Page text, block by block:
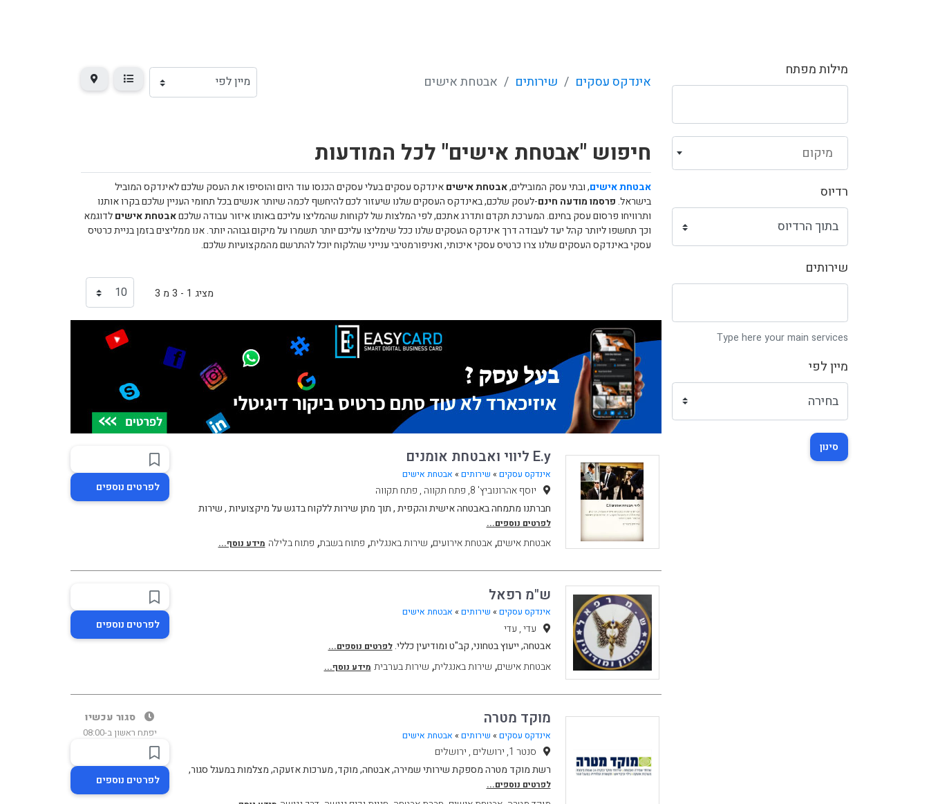
מילות מפתח
מיקום
רדיוס
שירותים
Type here your main services
מיין לפי
סינון
אינדקס עסקים שירותים אבטחת אישים
חיפוש "אבטחת אישים" לכל המודעות
אבטחת אישים, ובתי עסק המובילים,אבטחת אישיםאינדקס עסקים בעלי עסקים הכנסו עוד היום והוסיפו את העסק שלכם לאינדקס המוביל
בישראל.פרסמו מודעה חינם-לעסק שלכם, באינדקס העסקים שלנו שיעזור לכם להיחשף לכמה שיותר אנשים בכל תחומי העניין שלכם בקרו אותנו
ותרוויחו פרסום עסק בחינם. המערכת תקדם ותדרג אתכם, לפי המלצות של לקוחות שהמליצו עליכם באותו איזור עבודה שלכםאבטחת אישיםלדוגמא
וכך תחשפו ליותר קהל יעד לעבודה דרך אינדקס העסקים שלנו ככל שימליצו עליכם יותר תשמרו על מיקום גבוהה יותר. אנו ממליצים בזמן בניית כרטיס
עסקי באינדקס העסקים שלנו צרו כרטיס עסקי איכותי, ואניפורמטיבי ענייני שהלקוח יוכל להתרשם מהמקצועיות שלכם.
מציג 1 - 3 מ 3
E.y ליווי ואבטחת אומנים
אינדקס עסקים » שירותים » אבטחת אישים
יוסף אהרונוביץ' 8, פתח תקווה , פתח תקווה
חברתנו מתמחה באבטחה אישית והקפית , תוך מתן שירות ללקוח בדגש על מיקצועיות , שירות
לפרטים נוספים...
אבטחת אישים,אבטחת אירועים, שירות באנגלית, פתוח בשבת, פתוח בלילה מידע נוסף...
לפרטים נוספים
ש"מ רפאל
אינדקס עסקים » שירותים » אבטחת אישים
עדי , עדי
אבטחה, ייעוץ בטחוני, קב"ט ומודיעין כללי.לפרטים נוספים...
אבטחת אישים, שירות באנגלית, שירות בערבית מידע נוסף...
לפרטים נוספים
מוקד מטרה
אינדקס עסקים » שירותים » אבטחת אישים
סנטר 1, ירושלים , ירושלים
רשת מוקד מטרה מספקת שירותי שמירה, אבטחה, מוקד, מערכות אזעקה, מצלמות במעגל סגור,
לפרטים נוספים...
סגור עכשיו
יפתח ראשון ב-08:00
לפרטים נוספים